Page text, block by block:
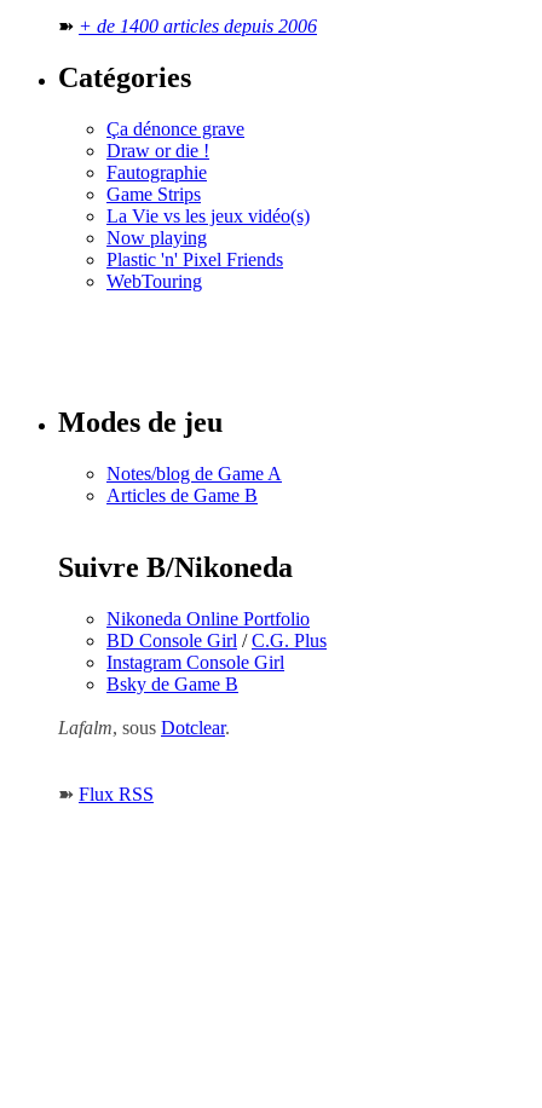
➽ + de 1400 articles depuis 2006
Catégories
Ça dénonce grave
Draw or die !
Fautographie
Game Strips
La Vie vs les jeux vidéo(s)
Now playing
Plastic 'n' Pixel Friends
WebTouring
Modes de jeu
Notes/blog de Game A
Articles de Game B
Suivre B/Nikoneda
Nikoneda Online Portfolio
BD Console Girl /C.G. Plus
Instagram Console Girl
Bsky de Game B
Lafalm, sous Dotclear.
➽ Flux RSS